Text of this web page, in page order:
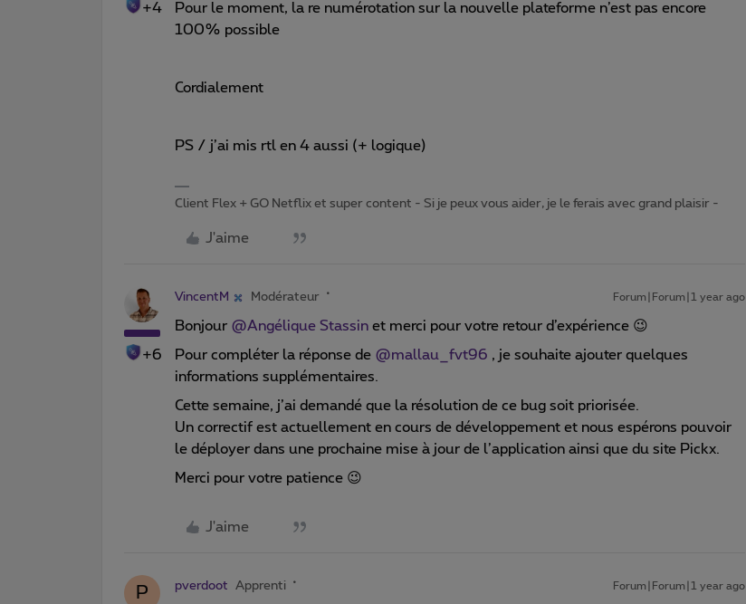
+4
Pour le moment, la re numérotation sur la nouvelle plateforme n’est pas encore
100% possible
Cordialement
PS / j’ai mis rtl en 4 aussi (+ logique)
Client Flex + GO Netflix et super content - Si je peux vous aider, je le ferais avec grand plaisir -
J'aime
+6
VincentM Modérateur Forum|Forum|1 year ago
Bonjour @Angélique Stassin et merci pour votre retour d’expérience 😉
Pour compléter la réponse de @mallau_fvt96 , je souhaite ajouter quelques
informations supplémentaires.
Cette semaine, j’ai demandé que la résolution de ce bug soit priorisée.
Un correctif est actuellement en cours de développement et nous espérons pouvoir
le déployer dans une prochaine mise à jour de l’application ainsi que du site Pickx.
Merci pour votre patience 😉
J'aime
P pverdoot Apprenti Forum|Forum|1 year ago